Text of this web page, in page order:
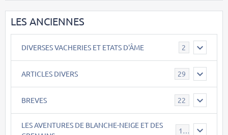
LES ANCIENNES
DIVERSES VACHERIES ET ETATS D'ÂME 2
ARTICLES DIVERS 29
BREVES 22
LES AVENTURES DE BLANCHE-NEIGE ET DES
17